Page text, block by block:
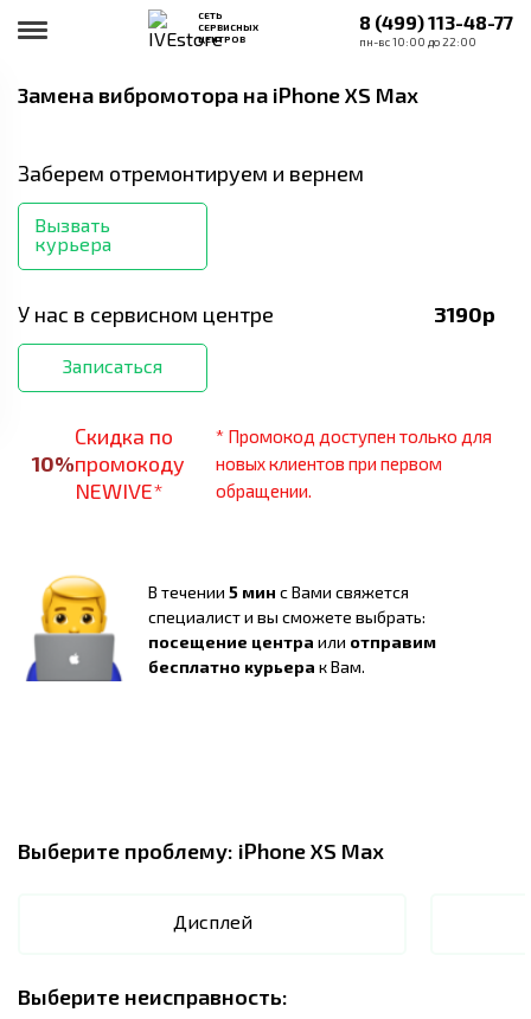
СЕТЬ
СЕРВИСНЫХ
ЦЕНТРОВ
8 (499) 113-48-77
пн-вс 10:00 до 22:00
Замена вибромотора на iPhone XS Max
Заберем отремонтируем и вернем
Вызвать
курьера
У нас в сервисном центре 3190р
Записаться
10%
Скидка по
промокоду
NEWIVE*
* Промокод доступен только для
новых клиентов при первом
обращении.
В течении 5 мин с Вами свяжется
специалист и вы сможете выбрать:
посещение центра или отправим
бесплатно курьера к Вам.
Выберите проблему: iPhone XS Max
Дисплей
Выберите неисправность: